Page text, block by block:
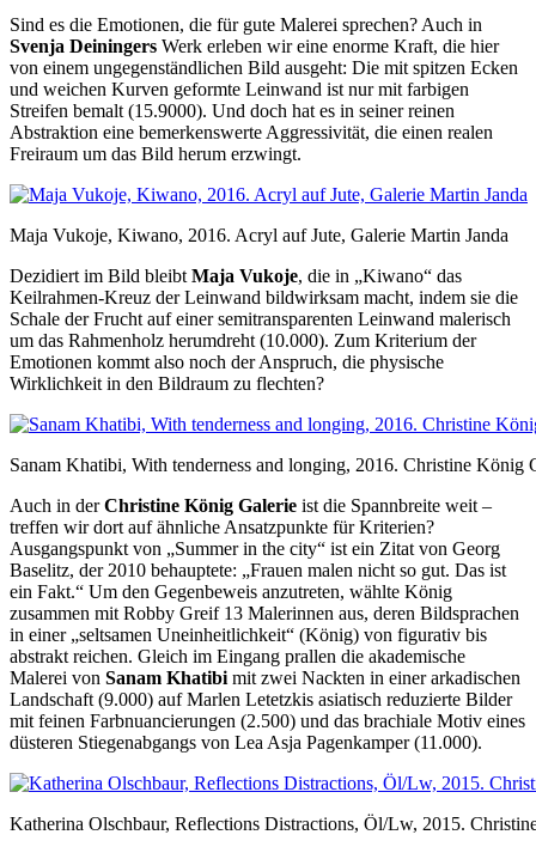
Sind es die Emotionen, die für gute Malerei sprechen? Auch in
Svenja Deiningers Werk erleben wir eine enorme Kraft, die hier
von einem ungegenständlichen Bild ausgeht: Die mit spitzen Ecken
und weichen Kurven geformte Leinwand ist nur mit farbigen
Streifen bemalt (15.9000). Und doch hat es in seiner reinen
Abstraktion eine bemerkenswerte Aggressivität, die einen realen
Freiraum um das Bild herum erzwingt.
Maja Vukoje, Kiwano, 2016. Acryl auf Jute, Galerie Martin Janda
Dezidiert im Bild bleibt Maja Vukoje, die in „Kiwano“ das
Keilrahmen-Kreuz der Leinwand bildwirksam macht, indem sie die
Schale der Frucht auf einer semitransparenten Leinwand malerisch
um das Rahmenholz herumdreht (10.000). Zum Kriterium der
Emotionen kommt also noch der Anspruch, die physische
Wirklichkeit in den Bildraum zu flechten?
Sanam Khatibi, With tenderness and longing, 2016. Christine König
Auch in derChristine König Galerie ist die Spannbreite weit –
treffen wir dort auf ähnliche Ansatzpunkte für Kriterien?
Ausgangspunkt von „Summer in the city“ ist ein Zitat von Georg
Baselitz, der 2010 behauptete: „Frauen malen nicht so gut. Das ist
ein Fakt.“ Um den Gegenbeweis anzutreten, wählte König
zusammen mit Robby Greif 13 Malerinnen aus, deren Bildsprachen
in einer „seltsamen Uneinheitlichkeit“ (König) von figurativ bis
abstrakt reichen. Gleich im Eingang prallen die akademische
Malerei von Sanam Khatibi mit zwei Nackten in einer arkadischen
Landschaft (9.000) auf Marlen Letetzkis asiatisch reduzierte Bilder
mit feinen Farbnuancierungen (2.500) und das brachiale Motiv eines
düsteren Stiegenabgangs von Lea Asja Pagenkamper (11.000).
Katherina Olschbaur, Reflections Distractions, Öl/Lw, 2015.